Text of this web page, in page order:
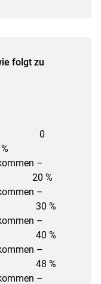
folgt zu
0
–
20 %
–
30 %
–
40 %
–
48 %
–